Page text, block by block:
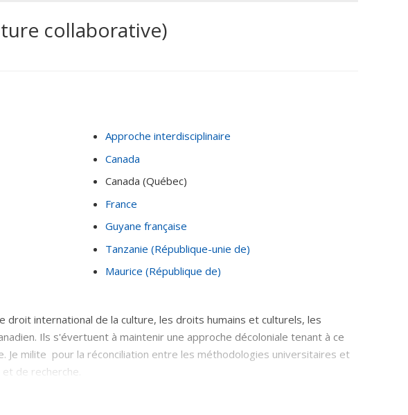
collaborative)
Approche interdisciplinaire
Canada
Canada (Québec)
France
Guyane française
Tanzanie (République-unie de)
Maurice (République de)
international de la culture, les droits humains et culturels, les
Ils s'évertuent à maintenir une approche décoloniale tenant à ce
Je milite pour la réconciliation entre les méthodologies universitaires et
de recherche.